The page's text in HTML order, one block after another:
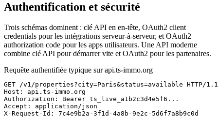
Authentification et sécurité
Trois schémas dominent : clé API en en-tête, OAuth2 client
credentials pour les intégrations serveur-à-serveur, et OAuth2
authorization code pour les apps utilisateurs. Une API moderne
combine clé API pour démarrer vite et OAuth2 pour les partenaires.
Requête authentifiée typique sur api.ts-immo.org
GET /v1/properties?city=Paris&status=available HTTP/1.1
Host: api.ts-immo.org
Authorization: Bearer ts_live_a1b2c3d4e5f6...
Accept: application/json
X-Request-Id: 7c4e9b2a-3f1d-4a8b-9e2c-5d6f7a8b9c0d